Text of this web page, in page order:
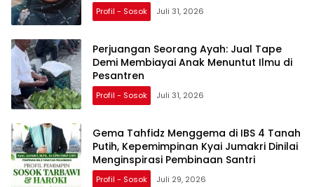
Profil - Sosok Juli 31, 2026
Perjuangan Seorang Ayah: Jual Tape
Demi Membiayai Anak Menuntut Ilmu di
Pesantren
Profil - Sosok Juli 31, 2026
Gema Tahfidz Menggema di IBS 4 Tanah
Putih, Kepemimpinan Kyai Jumakri Dinilai
Menginspirasi Pembinaan Santri
Profil - Sosok Juli 29, 2026